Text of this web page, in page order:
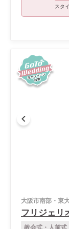
大阪市南部・東
フリジェリ